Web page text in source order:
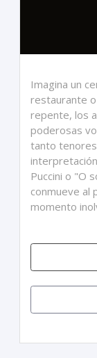
Imagina un
restaurante
repente, los
poderosas
tanto
Puccini o "O
conmueve al
momento